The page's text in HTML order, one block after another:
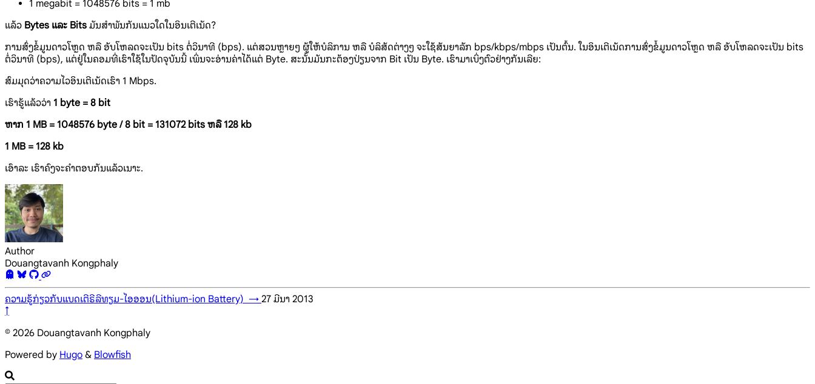
1 megabit = 1048576 bits = 1 mb
ແລ້ວ Bytes ແລະ Bits ມັນສຳພັນກັນແນວໃດໃນອິນເຕີເນັດ?
ການສົ່ງຂໍ້ມູນດາວໂຫຼດ ຫລື ອັບໂຫລດຈະເປັນ bits ຕໍ່ວິນາທີ (bps). ແຕ່ສວນຫຼາຍໆ ຜູ້ໃຫ້ບໍລິການ ຫລື ບໍລິສັດຕ່າງໆ ຈະໃຊ້ສັນຍາລັກ bps/kbps/mbps ເປັນຕົ້ນ. ໃນອິນເຕີເນັດການສົ່ງຂໍ້ມູນດາວໂຫຼດ ຫລື ອັບໂຫລດຈະເປັນ bits
ຕໍ່ວິນາທີ (bps), ແຕ່ຢູ່ໃນຄອມທີ່ເຮົາໃຊ້ໃນປັດຈຸບັນນີ້ ເພິ່ນຈະອ່ານຄ່າໄດ້ແຕ່ Byte. ສະນັ້ນມັນກະຕ້ອງປ່ຽນຈາກ Bit ເປັນ Byte. ເຮົາມາເບິ່ງຕົວຢ່າງກັນເລີຍ:
ສົມມຸດວ່າຄວາມໄວອິນເຕີເນັດເຮົາ 1 Mbps.
ເຮົາຮູ້ແລ້ວວ່າ 1 byte = 8 bit
ຫາກ 1 MB = 1048576 byte / 8 bit = 131072 bits ຫລື 128 kb
1 MB = 128 kb
ເອົາລະ ເຮົາຄົງຈະຄຳຕອບກັນແລ້ວເນາະ.
Author
Douangtavanh Kongphaly
ຄວາມຮູ້ກ່ຽວກັບແບດເຕີຣີລີທຽມ-ໄອອອນ(Lithium-ion Battery) → 27 ມີນາ 2013
↑
© 2026 Douangtavanh Kongphaly
Powered by Hugo & Blowfish